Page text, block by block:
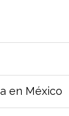
en México